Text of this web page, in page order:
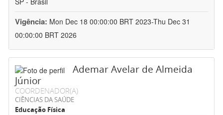
Vigência: Mon Dec 18 00:00:00 BRT 2023-Thu Dec 31
00:00:00 BRT 2026
Ademar Avelar de Almeida
Júnior
COORDENADOR(A)
CIÊNCIAS DA SAÚDE
Educação Física